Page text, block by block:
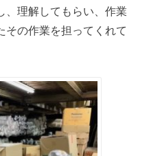
、理解してもらい、作業
その作業を担ってくれて